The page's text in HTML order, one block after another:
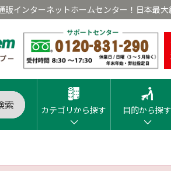
インターネットホームセンター！日本最大
索 カテゴリから探す 目的から探す